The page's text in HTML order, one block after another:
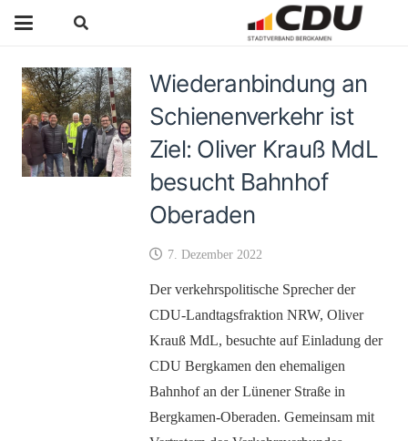
Wiederanbindung an
Schienenverkehr ist
Ziel: Oliver Krauß MdL
besucht Bahnhof
Oberaden
7. Dezember 2022
Der verkehrspolitische Sprecher der
CDU-Landtagsfraktion NRW, Oliver
Krauß MdL, besuchte auf Einladung der
CDU Bergkamen den ehemaligen
Bahnhof an der Lünener Straße in
Bergkamen-Oberaden. Gemeinsam mit